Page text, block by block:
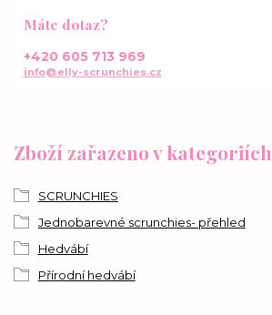
Zboží zařazeno v kategoriích
SCRUNCHIES
Jednobarevné scrunchies- přehled
Hedvábí
Přírodní hedvábí
Máte dotaz?
+420 605 713 969
info@elly-scrunchies.cz